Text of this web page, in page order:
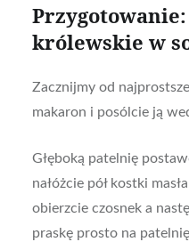
królewskie w
Zacznijmy od
makaron i posólcie ją
Głęboką patelnię
nałóżcie pół kostki
obierzcie czosnek a
praskę prosto na